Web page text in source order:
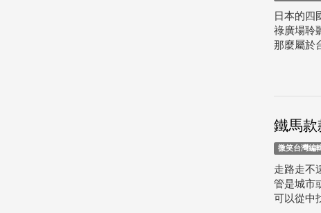
日本的四
祿廣場聆
那麼屬於
鐵馬款
微笑台灣編
走路走不
管是城市
可以從中